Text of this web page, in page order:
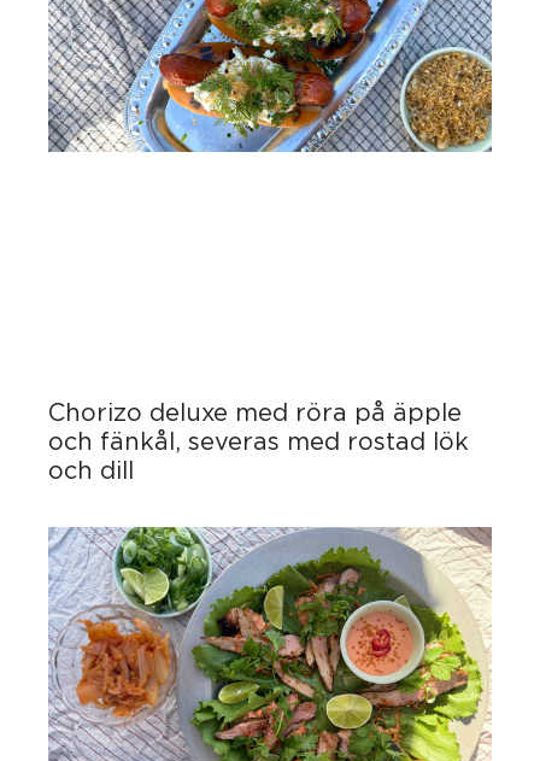
Chorizo deluxe med röra på äpple
och fänkål, severas med rostad lök
och dill